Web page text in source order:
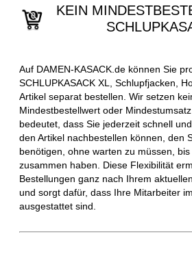
KEIN
Auf DAMEN-KASACK.de können Sie
SCHLUPKASACK XL, Schlupfjacken,
Artikel separat bestellen. Wir setzen
Mindestbestellwert oder
bedeutet, dass Sie jederzeit schnell
den Artikel nachbestellen können, den
benötigen, ohne warten zu müssen,
zusammen haben. Diese Flexibilität
Bestellungen ganz nach Ihrem
und sorgt dafür, dass Ihre Mitarbeiter
ausgestattet sind.